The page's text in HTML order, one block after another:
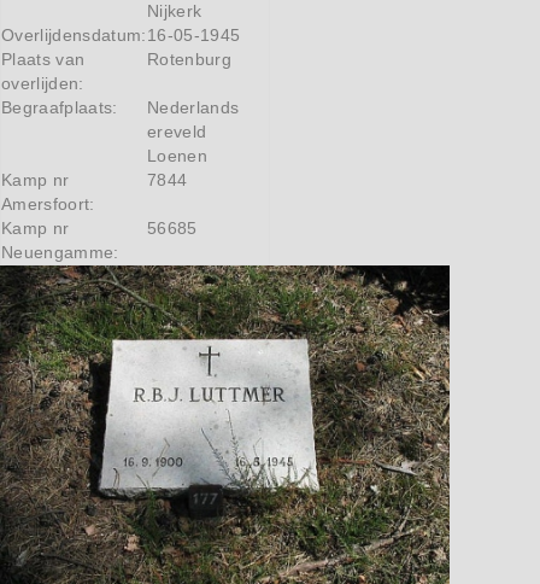
Nijkerk
Overlijdensdatum:16-05-1945
Plaats van
overlijden:
Rotenburg
Begraafplaats:
Nederlands
ereveld
Loenen
Kamp nr
Amersfoort:
7844
Kamp nr
Neuengamme:
56685